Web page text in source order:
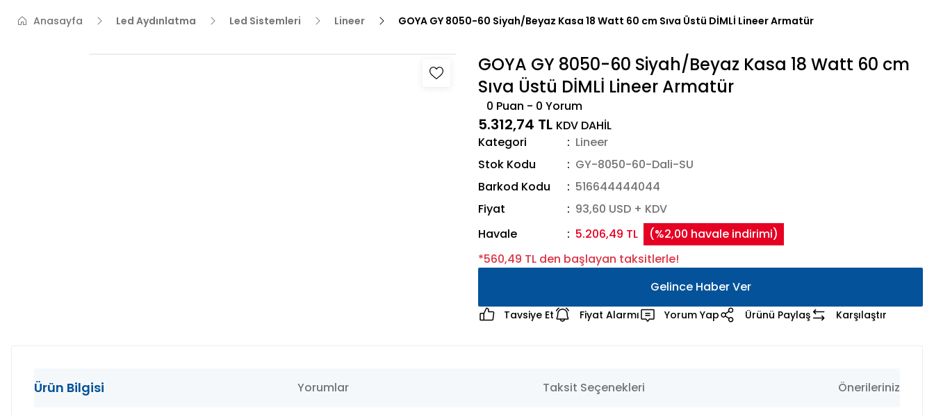
Anasayfa Led Aydınlatma Led Sistemleri Lineer GOYA GY 8050-60 Siyah/Beyaz Kasa 18 Watt 60 cm Sıva Üstü DİMLİ Lineer Armatür
GOYA GY 8050-60 Siyah/Beyaz Kasa 18 Watt 60 cm
Sıva Üstü DİMLİ Lineer Armatür
0 Puan - 0 Yorum
5.312,74 TL KDV DAHİL
Kategori
Lineer
Stok Kodu
GY-8050-60-Dali-SU
Barkod Kodu
516644444044
Fiyat
93,60 USD + KDV
Havale
5.206,49 TL
(%2,00 havale indirimi)
*560,49 TL den başlayan taksitlerle!
Gelince Haber Ver
Tavsiye Et Fiyat Alarmı Yorum Yap Ürünü Paylaş Karşılaştır
Ürün Bilgisi Yorumlar Taksit Seçenekleri Önerileriniz